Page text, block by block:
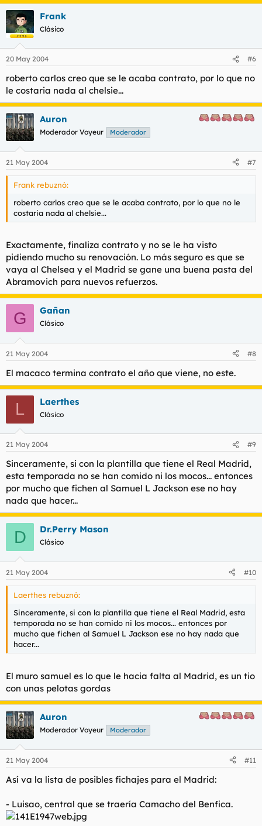
Frank
Clásico
20 May 2004 #6
roberto carlos creo que se le acaba contrato, por lo que no
le costaria nada al chelsie...
Auron
Moderador Voyeur Moderador
21 May 2004 #7
Frank rebuznó:
roberto carlos creo que se le acaba contrato, por lo que no le
costaria nada al chelsie...
Exactamente, finaliza contrato y no se le ha visto
pidiendo mucho su renovación. Lo más seguro es que se
vaya al Chelsea y el Madrid se gane una buena pasta del
Abramovich para nuevos refuerzos.
G Gañan
Clásico
21 May 2004 #8
El macaco termina contrato el año que viene, no este.
L Laerthes
Clásico
21 May 2004 #9
Sinceramente, si con la plantilla que tiene el Real Madrid,
esta temporada no se han comido ni los mocos... entonces
por mucho que fichen al Samuel L Jackson ese no hay
nada que hacer...
D Dr.Perry Mason
Clásico
21 May 2004 #10
Laerthes rebuznó:
Sinceramente, si con la plantilla que tiene el Real Madrid, esta
temporada no se han comido ni los mocos... entonces por
mucho que fichen al Samuel L Jackson ese no hay nada que
hacer...
El muro samuel es lo que le hacia falta al Madrid, es un tio
con unas pelotas gordas
Auron
Moderador Voyeur Moderador
21 May 2004 #11
Así va la lista de posibles fichajes para el Madrid:
- Luisao, central que se traería Camacho del Benfica.